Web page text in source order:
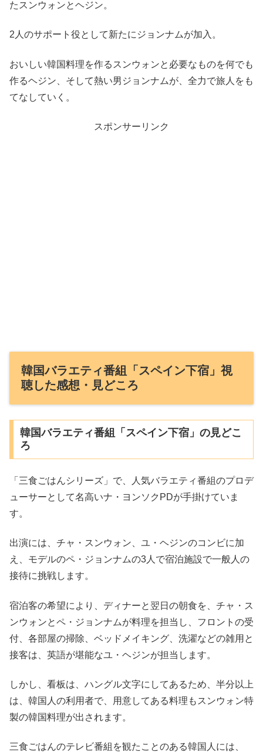
たスンウォンとヘジン。
2人のサポート役として新たにジョンナムが加入。
おいしい韓国料理を作るスンウォンと必要なものを何でも
作るヘジン、そして熱い男ジョンナムが、全力で旅人をも
てなしていく。
スポンサーリンク
韓国バラエティ番組「スペイン下宿」視
聴した感想・見どころ
韓国バラエティ番組「スペイン下宿」の見どこ
ろ
「三食ごはんシリーズ」で、人気バラエティ番組のプロデ
ューサーとして名高いナ・ヨンソクPDが手掛けていま
す。
出演には、チャ・スンウォン、ユ・ヘジンのコンビに加
え、モデルのペ・ジョンナムの3人で宿泊施設で一般人の
接待に挑戦します。
宿泊客の希望により、ディナーと翌日の朝食を、チャ・ス
ンウォンとペ・ジョンナムが料理を担当し、フロントの受
付、各部屋の掃除、ベッドメイキング、洗濯などの雑用と
接客は、英語が堪能なユ・ヘジンが担当します。
しかし、看板は、ハングル文字にしてあるため、半分以上
は、韓国人の利用者で、用意してある料理もスンウォン特
製の韓国料理が出されます。
三食ごはんのテレビ番組を観たことのある韓国人には、